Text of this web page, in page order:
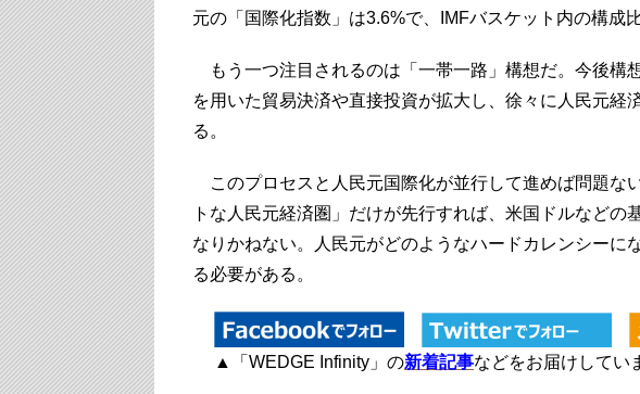
元の「国際化指数」は3.6%で、IMFバスケット内の構成
もう一つ注目されるのは「一帯一路」構想だ。今後構
を用いた貿易決済や直接投資が拡大し、徐々に人民元経
る。
このプロセスと人民元国際化が並行して進めば問題な
トな人民元経済圏」だけが先行すれば、米国ドルなどの
なりかねない。人民元がどのようなハードカレンシーに
る必要がある。
▲「WEDGE Infinity」の新着記事などをお届けしてい